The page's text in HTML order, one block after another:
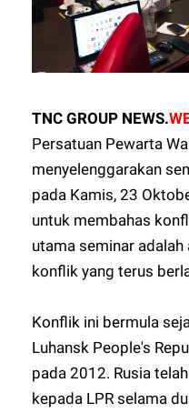
TNC GROUP NEWS.
Persatuan Pewarta
menyelenggarakan
pada Kamis, 23
untuk membahas
utama seminar
konflik yang terus
Konflik ini bermula
Luhansk People's
pada 2012. Rusia
kepada LPR selama